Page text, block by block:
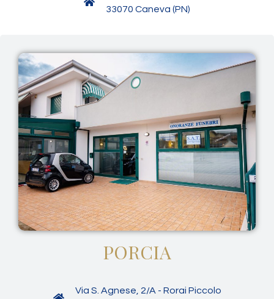
33070 Caneva (PN)
PORCIA
Via S. Agnese, 2/A - Rorai Piccolo